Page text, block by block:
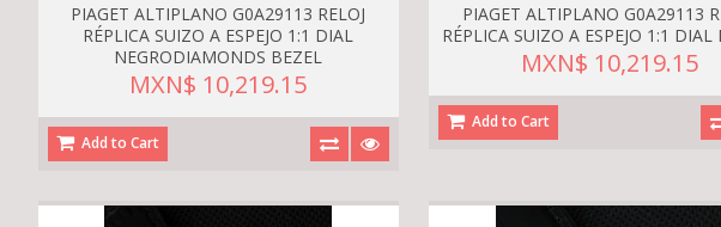
PIAGET ALTIPLANO G0A29113 RELOJ
RÉPLICA SUIZO A ESPEJO 1:1 DIAL
NEGRODIAMONDS BEZEL
MXN$ 10,219.15
Add to Cart
PIAGET ALTIPLANO G0A29113
RÉPLICA SUIZO A ESPEJO 1:1 DIAL
MXN$ 10,219.15
Add to Cart